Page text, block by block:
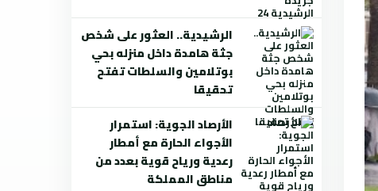
الرشيدية.. العثور على شخص
جثة هامدة داخل منزله بحي
بوتلامين والسلطات تفتح
تحقيقا
الأرصاد الجوية: استمرار
الأجواء الحارة مع أمطار
رعدية ورياح قوية بعدد من
مناطق المملكة